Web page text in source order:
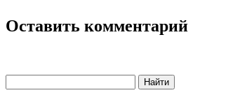
Оставить комментарий